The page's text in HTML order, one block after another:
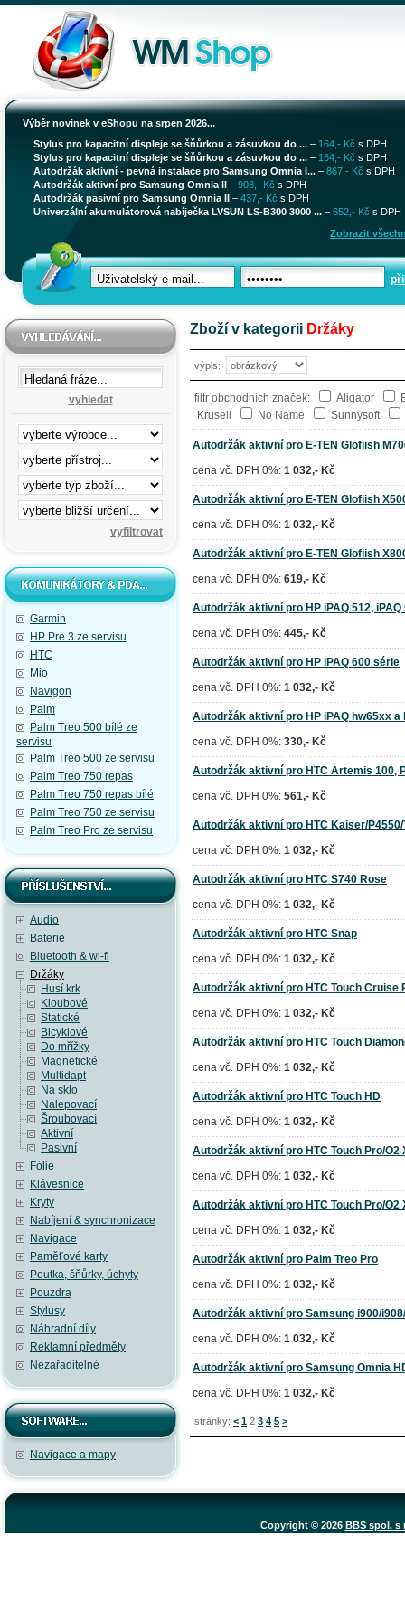
Výběr novinek v eShopu na srpen 2026...
Stylus pro kapacitní displeje se šňůrkou a zásuvkou do ... – 164,- Kč s DPH
Stylus pro kapacitní displeje se šňůrkou a zásuvkou do ... – 164,- Kč s DPH
Autodržák aktivní - pevná instalace pro Samsung Omnia I... – 867,- Kč s DPH
Autodržák aktivní pro Samsung Omnia II – 908,- Kč s DPH
Autodržák pasivní pro Samsung Omnia II – 437,- Kč s DPH
Univerzální akumulátorová nabíječka LVSUN LS-B300 3000 ... – 652,- Kč s DPH
Zobrazit
vyhledat
Garmin
HP Pre 3 ze servisu
HTC
Mio
Navigon
Palm
Palm Treo 500 bílé ze
servisu
Palm Treo 500 ze servisu
Palm Treo 750 repas
Palm Treo 750 repas bílé
Palm Treo 750 ze servisu
Palm Treo Pro ze servisu
Audio
Baterie
Bluetooth & wi-fi
Držáky
Husí krk
Kloubové
Statické
Bicyklové
Do mřížky
Magnetické
Multidapt
Na sklo
Nalepovací
Šroubovací
Aktivní
Pasivní
Fólie
Klávesnice
Kryty
Nabíjení & synchronizace
Navigace
Paměťové karty
Poutka, šňůrky, úchyty
Pouzdra
Stylusy
Náhradní díly
Reklamní předměty
Nezařaditelné
Navigace a mapy
Zboží v kategorii Držáky
výpis:
filtr obchodních značek: Aligator
Krusell
No Name Sunnysoft
Autodržák aktivní pro E-TEN Glofiish
cena vč. DPH 0%: 1 032,- Kč
Autodržák aktivní pro E-TEN Glofiish
cena vč. DPH 0%: 1 032,- Kč
Autodržák aktivní pro E-TEN Glofiish
cena vč. DPH 0%: 619,- Kč
Autodržák aktivní pro HP iPAQ 512, iPAQ
cena vč. DPH 0%: 445,- Kč
Autodržák aktivní pro HP iPAQ 600 série
cena vč. DPH 0%: 1 032,- Kč
Autodržák aktivní pro HP iPAQ hw65xx a
cena vč. DPH 0%: 330,- Kč
Autodržák aktivní pro HTC Artemis 100,
cena vč. DPH 0%: 561,- Kč
Autodržák aktivní pro HTC Kaiser/P4550/
cena vč. DPH 0%: 1 032,- Kč
Autodržák aktivní pro HTC S740 Rose
cena vč. DPH 0%: 1 032,- Kč
Autodržák aktivní pro HTC Snap
cena vč. DPH 0%: 1 032,- Kč
Autodržák aktivní pro HTC Touch Cruise
cena vč. DPH 0%: 1 032,- Kč
Autodržák aktivní pro HTC Touch
cena vč. DPH 0%: 1 032,- Kč
Autodržák aktivní pro HTC Touch HD
cena vč. DPH 0%: 1 032,- Kč
Autodržák aktivní pro HTC Touch Pro/O2
cena vč. DPH 0%: 1 032,- Kč
Autodržák aktivní pro HTC Touch Pro/O2
cena vč. DPH 0%: 1 032,- Kč
Autodržák aktivní pro Palm Treo Pro
cena vč. DPH 0%: 1 032,- Kč
Autodržák aktivní pro Samsung i900/
cena vč. DPH 0%: 1 032,- Kč
Autodržák aktivní pro Samsung Omnia
cena vč. DPH 0%: 1 032,- Kč
stránky: < 1 2 3 4 5 >
Copyright © 2026 BBS spol. s